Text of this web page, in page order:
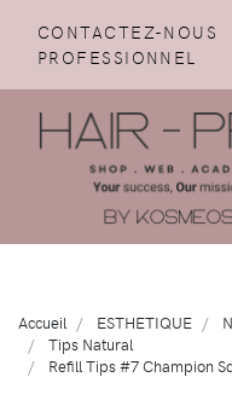
CONTACTEZ-NOUS
PROFESSIONNEL
Accueil ESTHETIQUE
Tips Natural
Refill Tips #7 Champion